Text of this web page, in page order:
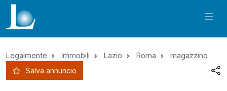
Legalmente Immobili Lazio Roma
magazzino
Salva annuncio